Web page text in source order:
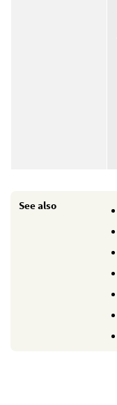
See also